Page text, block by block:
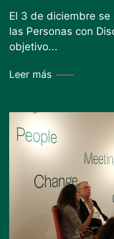
El 3 de diciembre
las Personas con
objetivo...
Leer más